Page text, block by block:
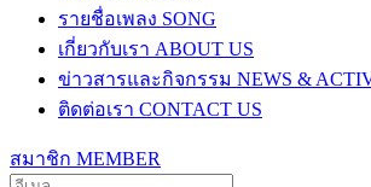
รายชื่อเพลง SONG
เกี่ยวกับเรา ABOUT US
ข่าวสารและกิจกรรม NEWS &
ติดต่อเรา CONTACT US
สมาชิก MEMBER